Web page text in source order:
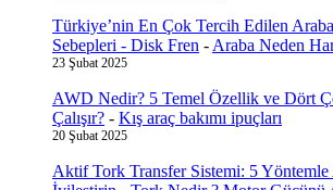
Türkiye’nin En Çok Tercih Edilen
Sebepleri - Disk Fren - Araba Neden
23 Şubat 2025
AWD Nedir? 5 Temel Özellik ve Dört
Çalışır? - Kış araç bakımı ipuçları
20 Şubat 2025
Aktif Tork Transfer Sistemi: 5